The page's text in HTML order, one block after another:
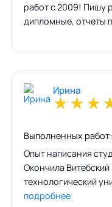
работ с 2009! Пишу
дипломные, отчеты
Ирина
★★★
Выполненных работ:
Опыт написания
Окончила
технологический
подробнее